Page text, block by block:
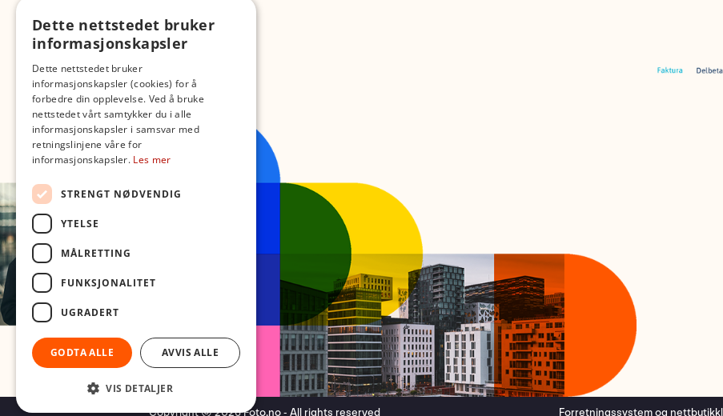
Copyright © 2026 Foto.no - All rights reserved Forretningssystemog
Dette nettstedet bruker
informasjonskapsler
Dette nettstedet bruker
informasjonskapsler (cookies) for å
forbedre din opplevelse. Ved å bruke
nettstedet vårt samtykker du i alle
informasjonskapsler i samsvar med
retningslinjene våre for
informasjonskapsler. Les mer
STRENGT NØDVENDIG
YTELSE
MÅLRETTING
FUNKSJONALITET
UGRADERT
GODTA ALLE AVVIS ALLE
VIS DETALJER